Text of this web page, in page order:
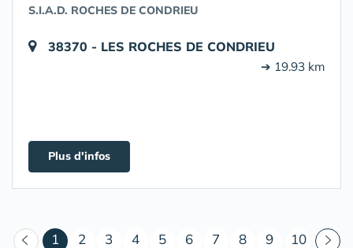
S.I.A.D. ROCHES DE CONDRIEU
38370 - LES ROCHES DE CONDRIEU
➔ 19.93 km
Plus d'infos
1 (courant)
2 3 4 5 6 7 8 9 10